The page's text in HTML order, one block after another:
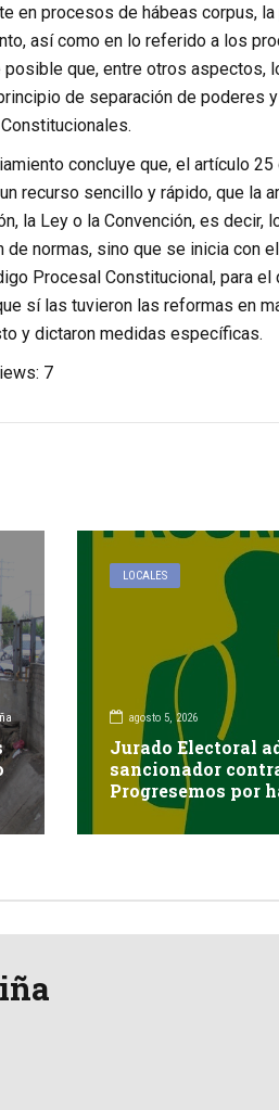
en procesos de hábeas corpus,
así como en lo referido a los
posible que, entre otros aspectos,
de separación de poderes
concluye que, el artículo
recurso sencillo y rápido, que la
la Ley o la Convención, es
de normas, sino que se inicia con
Procesal Constitucional, para
sí las tuvieron las reformas en
y dictaron medidas específicas.
7
LOCALES
agosto 5, 2026
Jurado Electoral
sancionador
Progresemos por
sin autorización